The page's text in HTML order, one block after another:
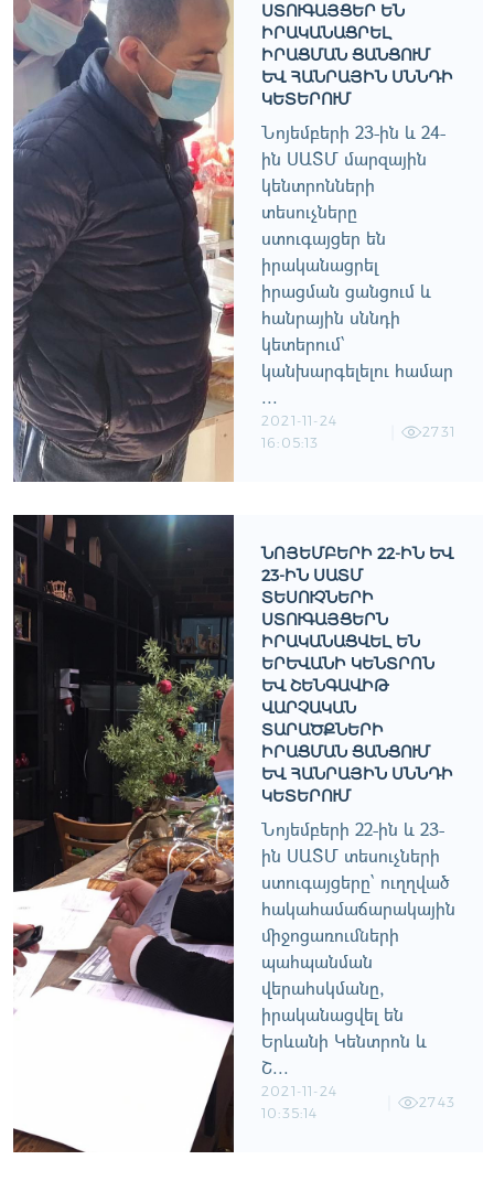
ՏՈՒԳԱՅՑԵՐ ԵՆ Ի
ՐԱԿԱՆԱՑՐԵԼ Ի
ՐԱՑՄԱՆ ՑԱՆՑՈՒՄ ԵՒ
ՀԱՆՐԱՅԻՆ ՍՆՆԴԻ ԿԵ
ՏԵՐՈՒՄ
Նոյեմբերի 23-ին և 24-
ին ՍԱՏՄ մարզային
կենտրոնների
տեսուչները
ստուգայցեր են
իրականացրել
իրացման ցանցում և
հանրային սննդի
կետերում՝
կանխարգելելու համար
...
2021-11-24
16:05:13
2731
ՆՈՅԵՄԲԵՐԻ 22-ԻՆ ԵՒ 2
3-ԻՆ ՍԱՏՄ Տ
ԵՍՈՒՉՆԵՐԻ Ս
ՏՈՒԳԱՅՑԵՐՆ Ի
ՐԱԿԱՆԱՑՎԵԼ ԵՆ Ե
ՐԵՒԱՆԻ ԿԵՆՏՐՈՆ ԵՒ
ՇԵՆԳԱՎԻԹ ՎԱՐ
ՉԱԿԱՆ ՏԱՐ
ԱԾՔՆԵՐԻ ԻՐԱ
ՑՄԱՆ ՑԱՆՑՈՒՄ ԵՒ Հ
ԱՆՐԱՅԻՆ ՍՆՆԴԻ ԿԵՏԵ
ՐՈՒՄ
Նոյեմբերի 22-ին և 23-
ին ՍԱՏՄ տեսուչների
ստուգայցերը՝ ուղղված
հակահամաճարակային
միջոցառումների
պահպանման
վերահսկմանը,
իրականացվել են
Երևանի Կենտրոն և
Շ...
2021-11-24
10:35:14
2743